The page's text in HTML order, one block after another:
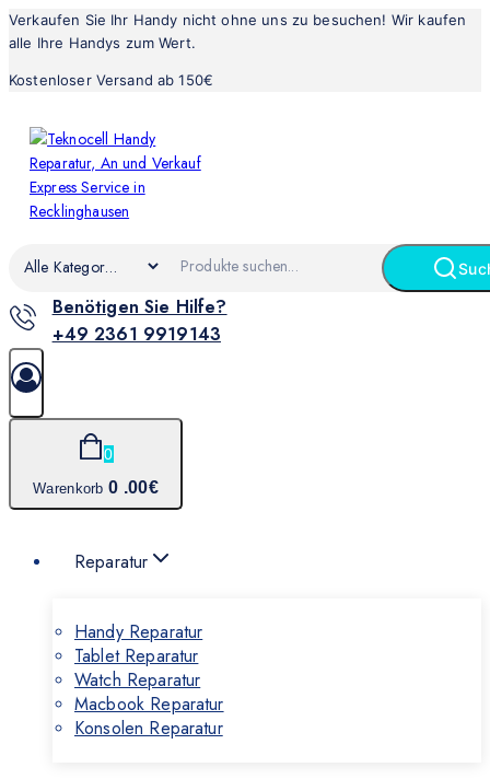
Verkaufen Sie Ihr Handy nicht ohne uns zu besuchen! Wir kaufen
alle Ihre Handys zum Wert.
Kostenloser Versand ab 150€
Benötigen Sie Hilfe?
+49 2361 9919143
0
Warenkorb 0 .00€
Reparatur
Handy Reparatur
Tablet Reparatur
Watch Reparatur
Macbook Reparatur
Konsolen Reparatur